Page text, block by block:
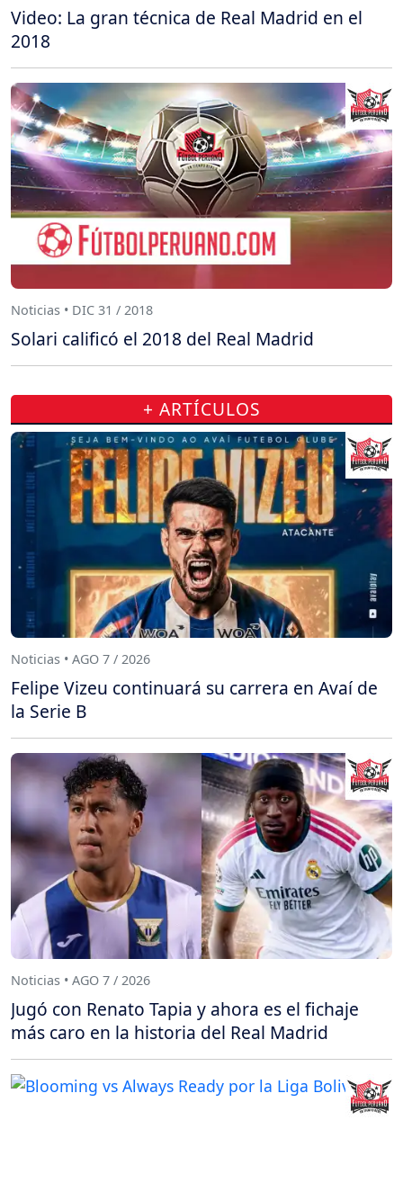
Video: La gran técnica de Real Madrid en el
2018
Noticias • DIC 31 / 2018
Solari calificó el 2018 del Real Madrid
+ ARTÍCULOS
Noticias • AGO 7 / 2026
Felipe Vizeu continuará su carrera en Avaí de
la Serie B
Noticias • AGO 7 / 2026
Jugó con Renato Tapia y ahora es el fichaje
más caro en la historia del Real Madrid